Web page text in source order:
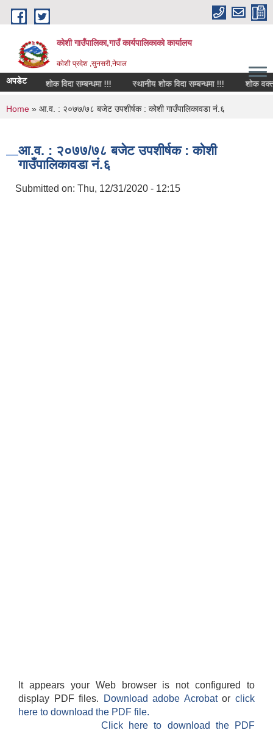
Skip to main content
कोशी गाउँपालिका,गाउँ कार्यपालिकाको कार्यालय
काेशी प्रदेश ,सुनसरी,नेपाल
अपडेट शोक विदा सम्बन्धमा !!! स्थानीय शोक विदा सम्बन्धमा !!! शोक वक्तव्य
You are here
Home » आ.व. : २०७७/७८ बजेट उपशीर्षक : कोशी गाउँपालिकावडा नं.६
आ.व. : २०७७/७८ बजेट उपशीर्षक : कोशी
गाउँपालिकावडा नं.६
Submitted on: Thu, 12/31/2020 - 12:15
It appears your Web browser is not configured to
display PDF files.
Download adobe Acrobatorclick
here to download the PDF file.
Click here to download the PDF